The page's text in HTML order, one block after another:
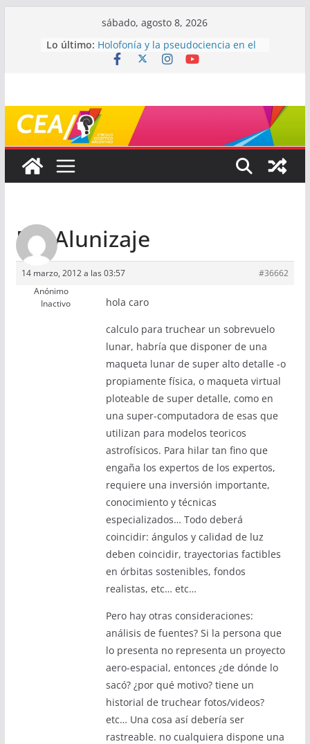
sábado, agosto 8, 2026
Lo último: Holofonía y la pseudociencia en el
audio
Mayéutica (o cómo debatir sin
terminar a los golpes)
Somos menos capaces de lo que
Re: Alunizaje
14 marzo, 2012 a las 03:57
#36662
Anónimo
Inactivo
hola caro
calculo para truchear un sobrevuelo
lunar, habría que disponer de una
maqueta lunar de super alto detalle -o
propiamente física, o maqueta virtual
ploteable de super detalle, como en
una super-computadora de esas que
utilizan para modelos teoricos
astrofísicos. Para hilar tan fino que
engaña los expertos de los expertos,
requiere una inversión importante,
conocimiento y técnicas
especializados… Todo deberá
coincidir: ángulos y calidad de luz
deben coincidir, trayectorias factibles
en órbitas sostenibles, fondos
realistas, etc… etc…
Pero hay otras consideraciones:
análisis de fuentes? Si la persona que
lo presenta no representa un proyecto
aero-espacial, entonces ¿de dónde lo
sacó? ¿por qué motivo? tiene un
historial de truchear fotos/videos?
etc… Una cosa así debería ser
rastreable. no cualquiera dispone una